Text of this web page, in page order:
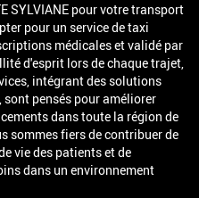
SYLVIANE pour votre transport
pour un service de taxi
médicales et validé par
d'esprit lors de chaque trajet,
intégrant des solutions
pensés pour améliorer
dans toute la région de
sommes fiers de contribuer de
vie des patients et de
dans un environnement